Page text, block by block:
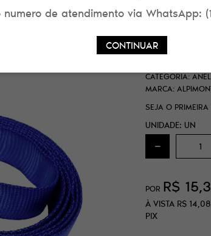
ANEL
AZUL
CATEGORIA:
MARCA:
SEJA O
UNIDADE: UN
POR R$
À VISTA R$ 14,08
PIX
numero de atendimento via WhatsApp:
CONTINUAR